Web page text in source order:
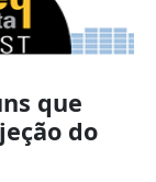
que
do